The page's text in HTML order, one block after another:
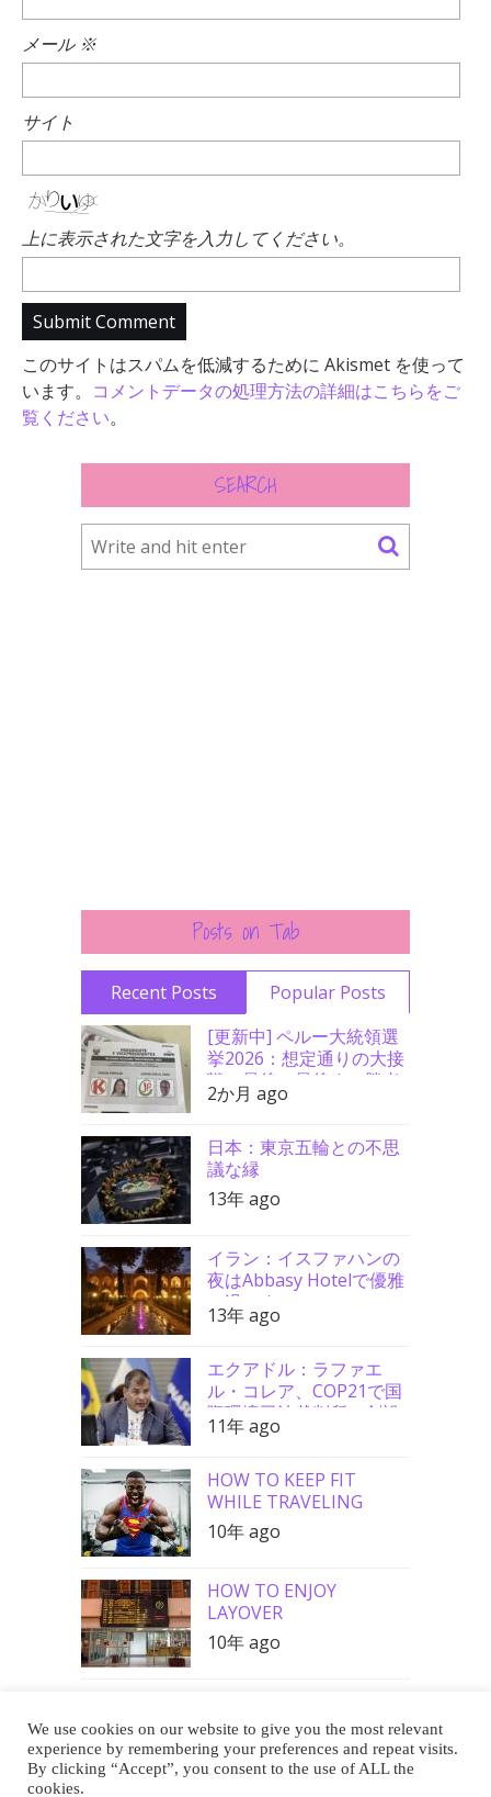
メール ※
サイト
上に表示された文字を入力してください。
このサイトはスパムを低減するために Akismet を使って
います。 コメントデータの処理方法の詳細はこちらをご
覧ください。
SEARCH
Posts on Tab
Recent Posts
Popular Posts
[更新中] ペルー大統領選
挙2026：想定通りの大接
戦、最後の最後まで勝者
分からず
2か月 ago
日本：東京五輪との不思
議な縁
13年 ago
イラン：イスファハンの
夜はAbbasy Hotelで優雅
に過ごす
13年 ago
エクアドル：ラファエ
ル・コレア、COP21で国
際環境司法裁判所の創設
を要請
11年 ago
HOW TO KEEP FIT
WHILE TRAVELING
10年 ago
HOW TO ENJOY
LAYOVER
10年 ago
Buy Me a Coffee
We use cookies on our website to give you the most relevant
experience by remembering your preferences and repeat visits.
By clicking “Accept”, you consent to the use of ALL the
cookies.